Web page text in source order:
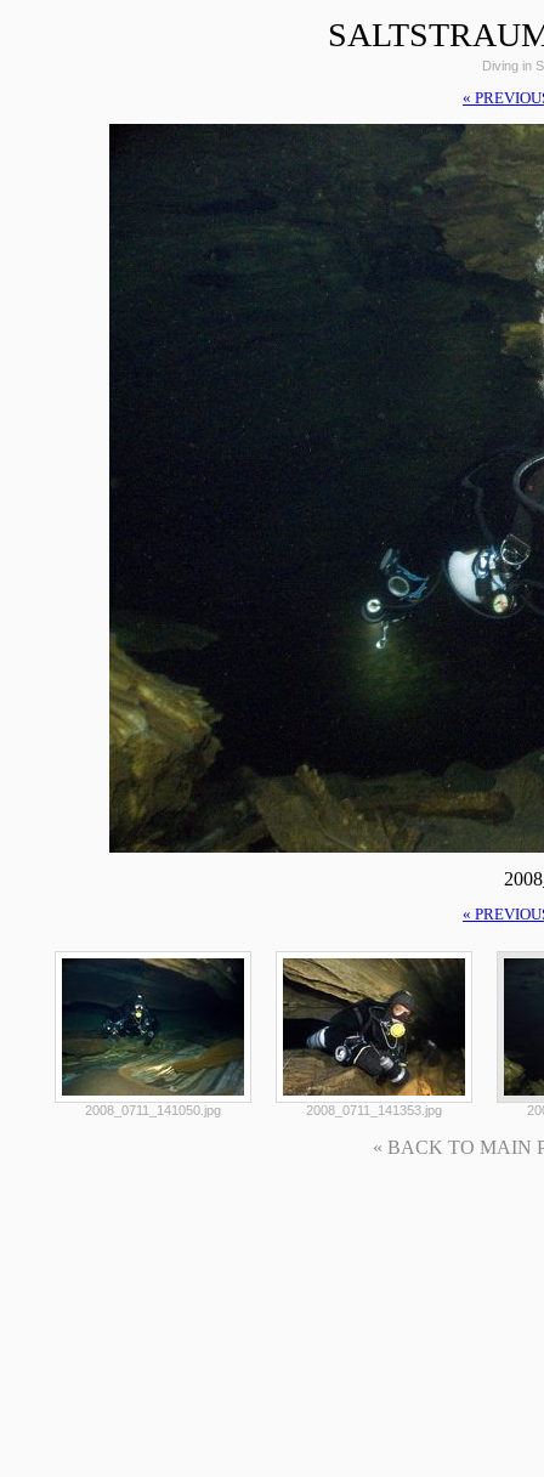
Diving in
«
«
2008_0711_141050.jpg 2008_0711_141353.jpg
« BACK TO MAIN